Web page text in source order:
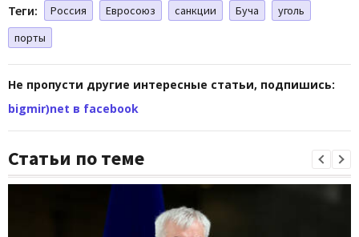
Теги: Россия Евросоюз санкции Буча
уголь
порты
Не пропусти другие интересные статьи, подпишись:
bigmir)net в facebook
Статьи по теме